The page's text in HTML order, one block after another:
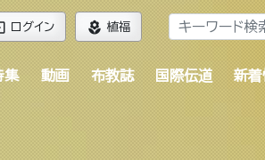
ログイン local_florist 植福
集 動画 布教誌 国際伝道 新